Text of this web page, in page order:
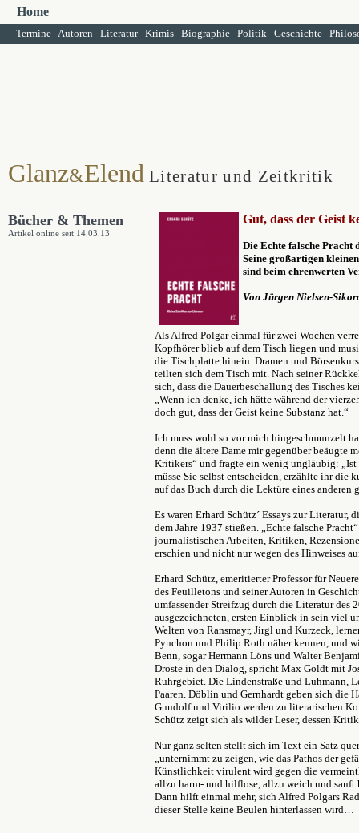
Home
Termine Autoren Literatur Krimis Biographie Politik Geschichte
Glanz&Elend Literatur und Zeitkritik
Bücher & Themen
Artikel online seit 14.03.13
Gut, dass der Geist
Die Echte falsche Pracht
Seine großartigen
sind beim ehrenwerten
Von Jürgen Nielsen-
Als Alfred Polgar einmal für zwei Wochen
Kopfhörer blieb auf dem Tisch liegen und
die Tischplatte hinein. Dramen und
teilten sich dem Tisch mit. Nach seiner
sich, dass die Dauerbeschallung des Tisches
„Wenn ich denke, ich hätte während der
doch gut, dass der Geist keine Substanz hat.“
Ich muss wohl so vor mich hingeschmunzelt
denn die ältere Dame mir gegenüber beäugte
Kritikers“ und fragte ein wenig ungläubig: „Ist
müsse Sie selbst entscheiden, erzählte ihr die
auf das Buch durch die Lektüre eines anderen
Es waren Erhard Schütz´ Essays zur
dem Jahre 1937 stießen. „Echte falsche
journalistischen Arbeiten, Kritiken,
erschien und nicht nur wegen des Hinweises
Erhard Schütz, emeritierter Professor für
des Feuilletons und seiner Autoren in
umfassender Streifzug durch die Literatur des
ausgezeichneten, ersten Einblick in sein viel
Welten von Ransmayr, Jirgl und Kurzeck,
Pynchon und Philip Roth näher kennen, und
Benn, sogar Hermann Löns und Walter
Droste in den Dialog, spricht Max Goldt mit
Ruhrgebiet. Die Lindenstraße und Luhmann,
Paaren. Döblin und Gernhardt geben sich die
Gundolf und Virilio werden zu literarischen
Schütz zeigt sich als wilder Leser, dessen
Nur ganz selten stellt sich im Text ein Satz
„unternimmt zu zeigen, wie das Pathos der
Künstlichkeit virulent wird gegen die
allzu harm- und hilflose, allzu weich und
Dann hilft einmal mehr, sich Alfred Polgars
dieser Stelle keine Beulen hinterlassen wird…